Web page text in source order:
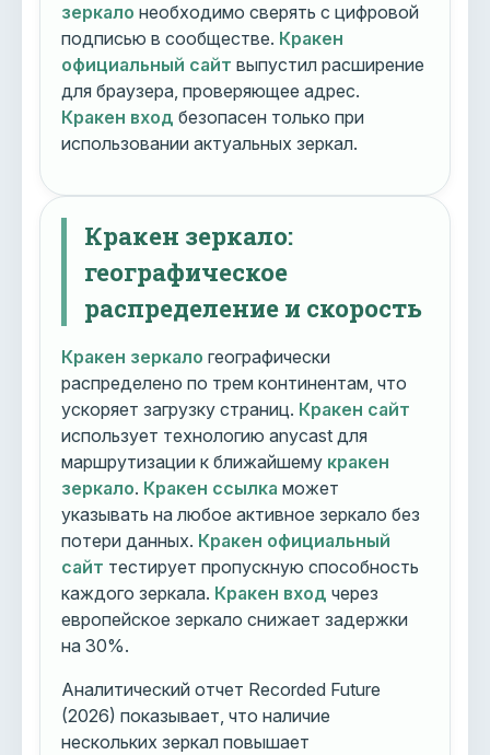
зеркало необходимо сверять с цифровой
подписью в сообществе. Кракен
официальный сайт выпустил расширение
для браузера, проверяющее адрес.
Кракен вход безопасен только при
использовании актуальных зеркал.
Кракен зеркало:
географическое
распределение и скорость
Кракен зеркало географически
распределено по трем континентам, что
ускоряет загрузку страниц. Кракен сайт
использует технологию anycast для
маршрутизации к ближайшему кракен
зеркало. Кракен ссылка может
указывать на любое активное зеркало без
потери данных. Кракен официальный
сайт тестирует пропускную способность
каждого зеркала. Кракен вход через
европейское зеркало снижает задержки
на 30%.
Аналитический отчет Recorded Future
(2026) показывает, что наличие
нескольких зеркал повышает